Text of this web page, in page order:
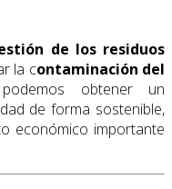
de los residuos
la contaminación del
obtener un
de forma sostenible,
económico importante